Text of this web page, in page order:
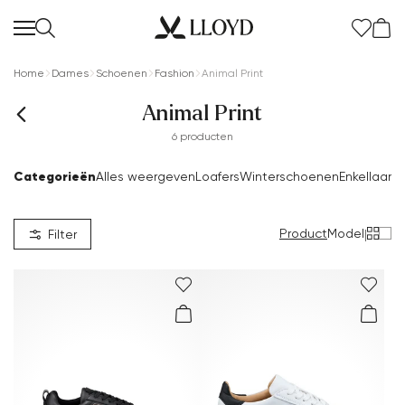
Dames startpagina
SALE
Home Dames Schoenen Fashion Animal Print
Animal Print
6 producten
CategorieënAlles weergevenLoafersWinterschoenen
Filter ProductModel|